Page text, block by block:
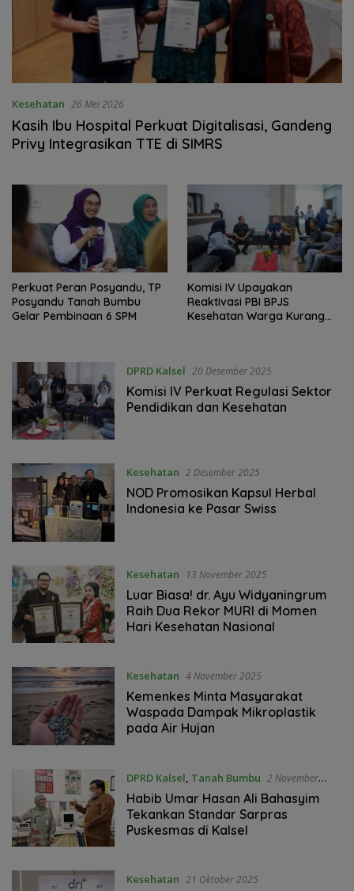
Kesehatan 26 Mei 2026
Kasih Ibu Hospital Perkuat Digitalisasi, Gandeng
Privy Integrasikan TTE di SIMRS
Perkuat Peran Posyandu, TP
Posyandu Tanah Bumbu
Gelar Pembinaan 6 SPM
Komisi IV Upayakan
Reaktivasi PBI BPJS
Kesehatan Warga Kurang
DPRD Kalsel 20 Desember 2025
Komisi IV Perkuat Regulasi Sektor
Pendidikan dan Kesehatan
Kesehatan 2 Desember 2025
NOD Promosikan Kapsul Herbal
Indonesia ke Pasar Swiss
Kesehatan 13 November 2025
Luar Biasa! dr. Ayu Widyaningrum
Raih Dua Rekor MURI di Momen
Hari Kesehatan Nasional
Kesehatan 4 November 2025
Kemenkes Minta Masyarakat
Waspada Dampak Mikroplastik
pada Air Hujan
DPRD Kalsel, Tanah Bumbu 2 November
2025
‎Habib Umar Hasan Ali Bahasyim
Tekankan Standar Sarpras
Puskesmas ‎di Kalsel
Kesehatan 21 Oktober 2025